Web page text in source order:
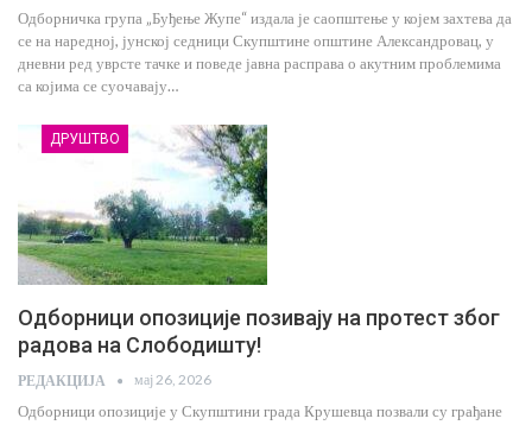
Одборничка група „Буђење Жупе“ издала је саопштење у којем захтева да
се на наредној, јунској седници Скупштине општине Александровац, у
дневни ред уврсте тачке и поведе јавна расправа о акутним проблемима
са којима се суочавају…
ДРУШТВО
Одборници опозиције позивају на протест због
радова на Слободишту!
РЕДАКЦИЈА мај 26, 2026
Одборници опозиције у Скупштини града Крушевца позвали су грађане